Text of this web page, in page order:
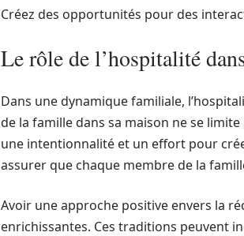
Créez des opportunités pour des
Le rôle de l’hospitalité
Dans une dynamique familiale,
de la famille dans sa maison ne se
une intentionnalité et un effort pour
assurer que chaque membre de la
Avoir une approche positive envers la
enrichissantes. Ces traditions peuvent